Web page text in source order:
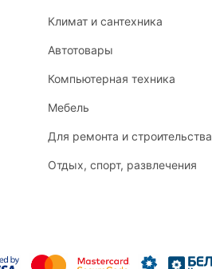
Климат и сантехника
Автотовары
Компьютерная техника
Мебель
Для ремонта и строительства
Отдых, спорт, развлечения